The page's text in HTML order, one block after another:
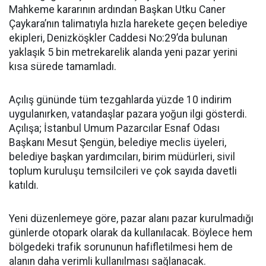
Mahkeme kararının ardından Başkan Utku Caner
Çaykara’nın talimatıyla hızla harekete geçen belediye
ekipleri, Denizköşkler Caddesi No:29’da bulunan
yaklaşık 5 bin metrekarelik alanda yeni pazar yerini
kısa sürede tamamladı.
Açılış gününde tüm tezgahlarda yüzde 10 indirim
uygulanırken, vatandaşlar pazara yoğun ilgi gösterdi.
Açılışa; İstanbul Umum Pazarcılar Esnaf Odası
Başkanı Mesut Şengün, belediye meclis üyeleri,
belediye başkan yardımcıları, birim müdürleri, sivil
toplum kuruluşu temsilcileri ve çok sayıda davetli
katıldı.
Yeni düzenlemeye göre, pazar alanı pazar kurulmadığı
günlerde otopark olarak da kullanılacak. Böylece hem
bölgedeki trafik sorununun hafifletilmesi hem de
alanın daha verimli kullanılması sağlanacak.